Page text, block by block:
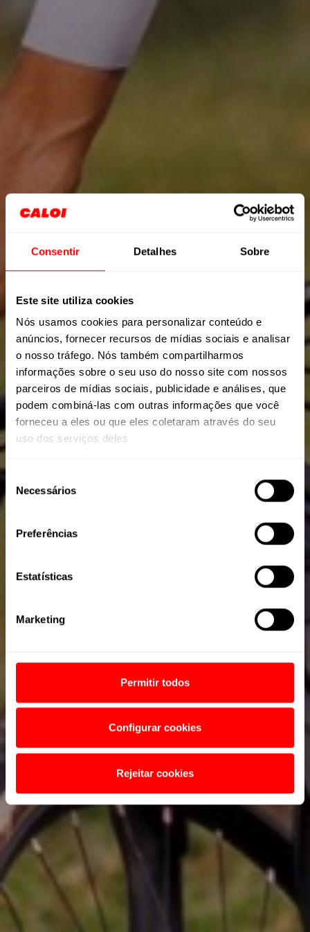
Consentir Detalhes Sobre
Este site utiliza cookies
Nós usamos cookies para personalizar conteúdo e
anúncios, fornecer recursos de mídias sociais e analisar
o nosso tráfego. Nós também compartilharmos
informações sobre o seu uso do nosso site com nossos
parceiros de mídias sociais, publicidade e análises, que
podem combiná-las com outras informações que você
forneceu a eles ou que eles coletaram através do seu
uso dos serviços deles
Seleção
de Necessários
Preferências
Estatísticas
Marketing
Permitir todos
Configurar cookies
Rejeitar cookies